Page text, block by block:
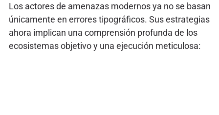
Los actores de amenazas modernos ya no se basan
únicamente en errores tipográficos. Sus estrategias
ahora implican una comprensión profunda de los
ecosistemas objetivo y una ejecución meticulosa: